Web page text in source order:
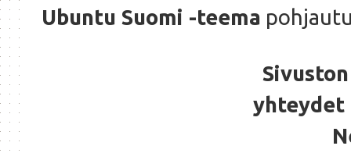
Ubuntu Suomi -teema
yhteydet